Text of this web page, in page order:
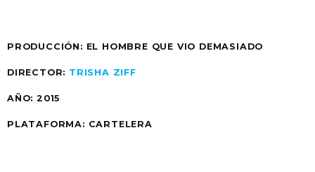
PRODUCCIÓN: EL HOMBRE QUE VIO DEMASIADO
DIRECTOR: TRISHA ZIFF
AÑO: 2015
PLATAFORMA: CARTELERA